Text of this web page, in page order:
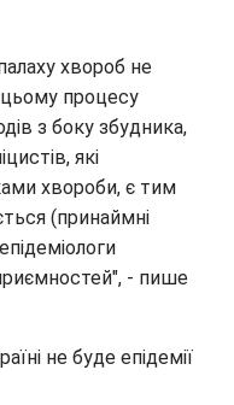
хвороб не
процесу
з боку збудника,
які
хвороби, є тим
(принаймні
- пише
не буде епідемії